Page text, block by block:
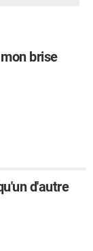
brise
d'autre